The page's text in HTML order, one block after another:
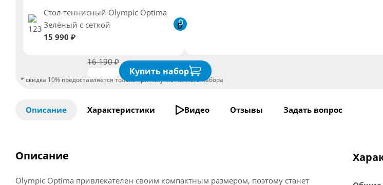
Стол теннисный Olympic Optima
Зелёный с сеткой
15 990 ₽
16 190 ₽
Купить набор
* скидка 10% предоставляется только при покупке полного набора
Описание Характеристики Видео Отзывы Задать вопрос
Описание
Olympic Optima привлекателен своим компактным размером, поэтому станет